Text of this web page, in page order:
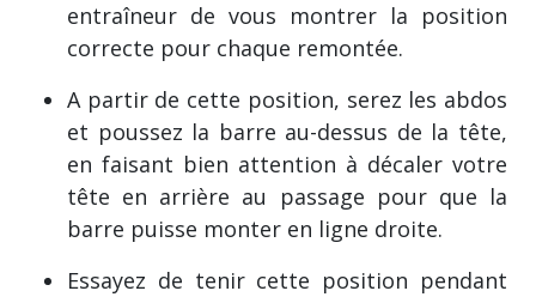
entraîneur de vous montrer la position
correcte pour chaque remontée.
A partir de cette position, serez les abdos
et poussez la barre au-dessus de la tête,
en faisant bien attention à décaler votre
tête en arrière au passage pour que la
barre puisse monter en ligne droite.
Essayez de tenir cette position pendant